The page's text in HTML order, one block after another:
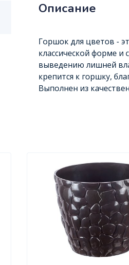
Описание
Горшок для цветов -
классической форме
выведению лишней
крепится к горшку,
Выполнен из